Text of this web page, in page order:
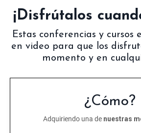
¡Disfrútalos
Estas conferencias y cursos
en video para que los
momento y en
¿Cómo?
Adquiriendo una de nuestras